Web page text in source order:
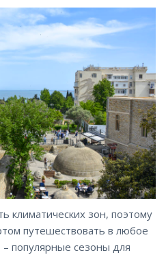
климатических зон, поэтому
путешествовать в любое
популярные сезоны для